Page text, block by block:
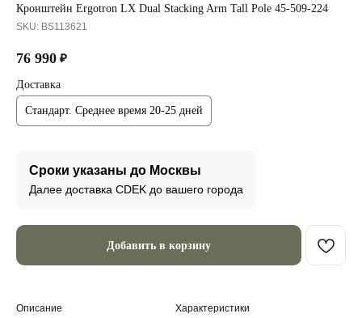
Кронштейн Ergotron LX Dual Stacking Arm Tall Pole 45-509-224
SKU: BS113621
76 990 ₽
Доставка
Стандарт. Среднее время 20-25 дней
Сроки указаны до Москвы
Далее доставка CDEK до вашего города
Добавить в корзину
Описание Характеристики